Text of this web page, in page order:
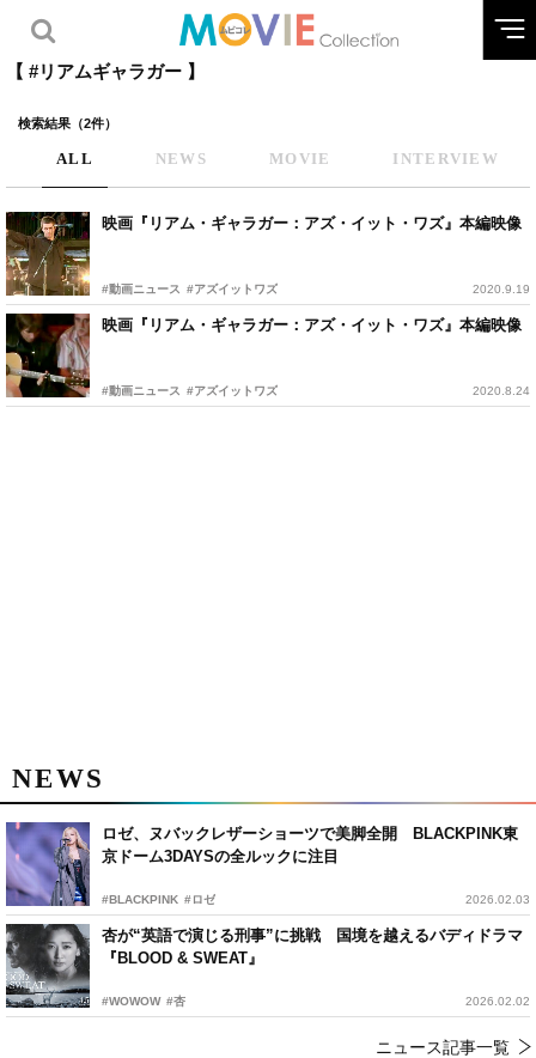
【 #リアムギャラガー 】
検索結果（2件）
ALL NEWS MOVIE INTERVIEW
映画『リアム・ギャラガー：アズ・イット・ワズ』本編映像
#動画ニュース #アズイットワズ 2020.9.19
映画『リアム・ギャラガー：アズ・イット・ワズ』本編映像
#動画ニュース #アズイットワズ 2020.8.24
NEWS
ロゼ、ヌバックレザーショーツで美脚全開 BLACKPINK東
京ドーム3DAYSの全ルックに注目
#BLACKPINK #ロゼ 2026.02.03
杏が“英語で演じる刑事”に挑戦 国境を越えるバディドラマ
『BLOOD & SWEAT』
#WOWOW #杏 2026.02.02
ニュース記事一覧